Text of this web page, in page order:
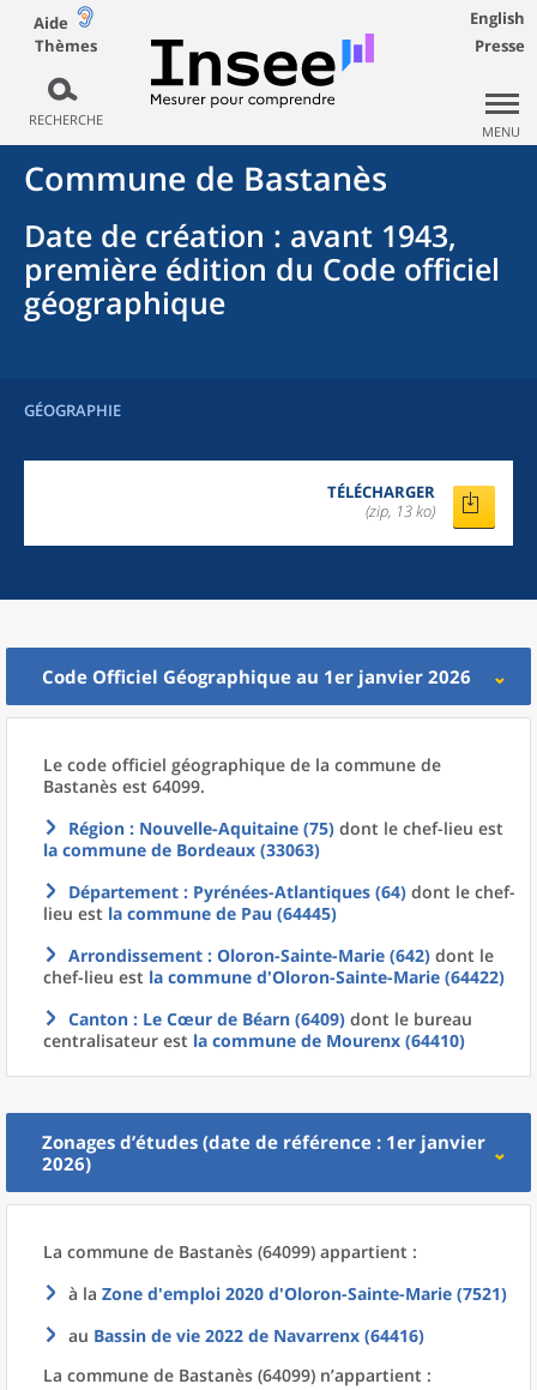
Aide
Thèmes
RECHERCHE
English
Presse
MENU
Commune de Bastanès
Date de création : avant 1943,
première édition du Code officiel
géographique
GÉOGRAPHIE
TÉLÉCHARGER
(zip, 13 ko)
Code Officiel Géographique au 1er janvier 2026
Le code officiel géographique de la commune de
Bastanès est 64099.
Région : Nouvelle-Aquitaine (75) dont le chef-lieu est
la commune de Bordeaux (33063)
Département : Pyrénées-Atlantiques (64) dont le chef-
lieu est la commune de Pau (64445)
Arrondissement : Oloron-Sainte-Marie (642) dont le
chef-lieu est la commune d'Oloron-Sainte-Marie (64422)
Canton : Le Cœur de Béarn (6409) dont le bureau
centralisateur est la commune de Mourenx (64410)
Zonages d’études (date de référence : 1er janvier
2026)
La commune de Bastanès (64099) appartient :
à la Zone d'emploi 2020 d'Oloron-Sainte-Marie (7521)
au Bassin de vie 2022 de Navarrenx (64416)
La commune de Bastanès (64099) n’appartient :